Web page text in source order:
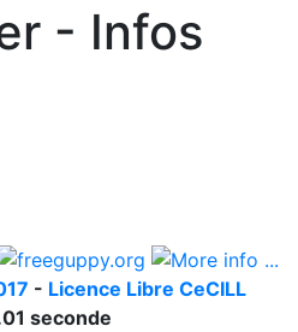
- Infos
- Licence Libre CeCILL
seconde